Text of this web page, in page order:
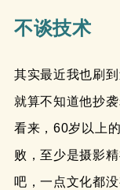
不谈技术
其实最近我也刷
就算不知道他抄
看来，60岁以上
败，至少是摄影
吧，一点文化都